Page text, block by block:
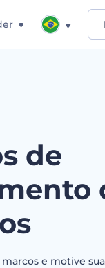
de
e motive